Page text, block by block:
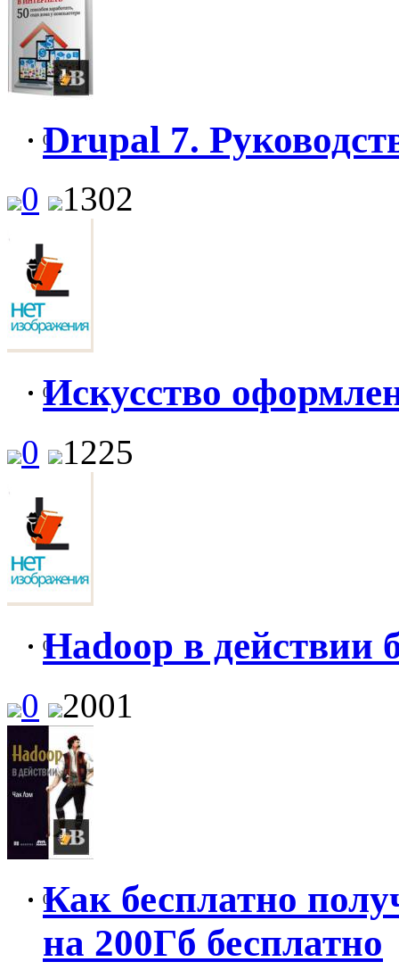
0
Drupal 7.
0 1302
0
Искусство
0 1225
0
Hadoop в действии
0 2001
0
Как бесплатно
на 200Гб бесплатно